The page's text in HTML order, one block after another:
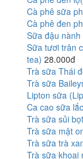
Cà phê sữa
Cà phê đen
Sữa đậu nành
Sữa tươi trân
tea) 28.000đ
Trà sữa Thái
Trà sữa
Lipton sữa
Ca cao sữa
Trà sữa sủi
Trà sữa mật
Trà sữa trà
Trà sữa khoai